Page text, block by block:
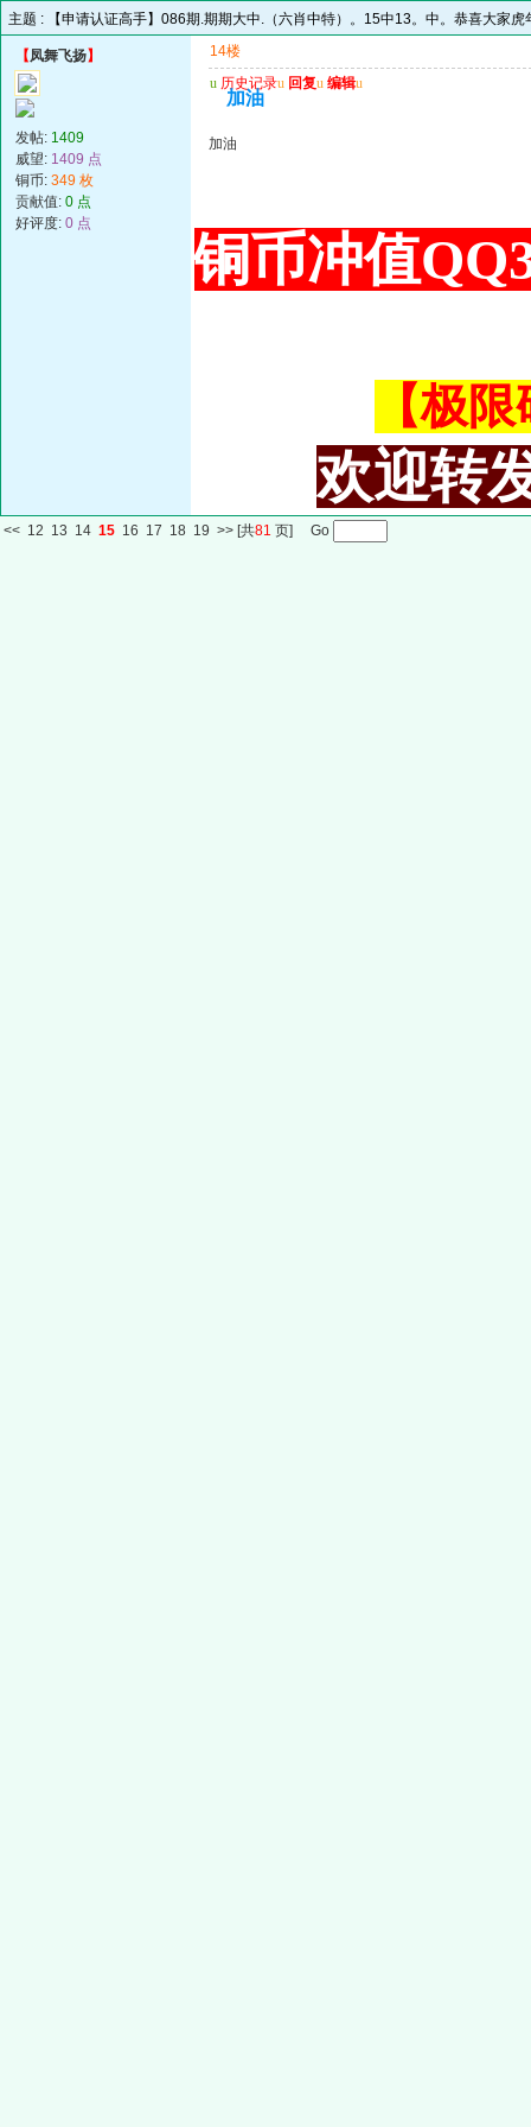
主题 : 【申请认证高手】086期.期期大中.（六肖中特）。15中13。中。恭喜大家虎
【凤舞飞扬】
发帖: 1409
威望: 1409 点
铜币: 349 枚
贡献值: 0 点
好评度: 0 点
14楼
u 历史记录u 回复u 编辑u
加油
加油
铜币冲值
【极
欢迎转
<< 12 13 14 15 16 17 18 19 >> [共81 页] Go